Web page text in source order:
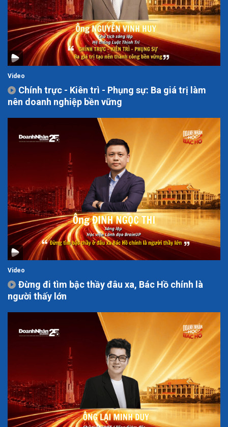
Video
Chính trực - Kiên trì - Phụng sự: Ba giá trị làm
nên doanh nghiệp bền vững
Video
Đừng đi tìm bậc thầy đâu xa, Bác Hồ chính là
người thấy lớn